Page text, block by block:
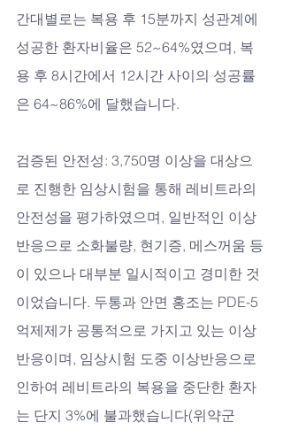
간대별로는 복용 후 15분까지 성관계에
성공한 환자비율은 52~64%였으며, 복
용 후 8시간에서 12시간 사이의 성공률
은 64~86%에 달했습니다.
검증된 안전성: 3,750명 이상을 대상으
로 진행한 임상시험을 통해 레비트라의
안전성을 평가하였으며, 일반적인 이상
반응으로 소화불량, 현기증, 메스꺼움 등
이 있으나 대부분 일시적이고 경미한 것
이었습니다. 두통과 안면 홍조는 PDE-5
억제제가 공통적으로 가지고 있는 이상
반응이며, 임상시험 도중 이상반응으로
인하여 레비트라의 복용을 중단한 환자
는 단지 3%에 불과했습니다(위약군